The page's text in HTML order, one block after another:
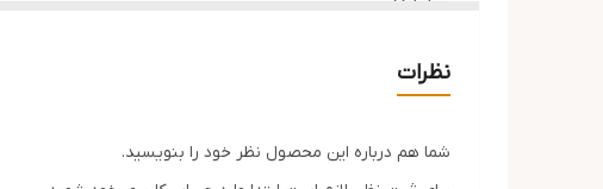
نظرات
شما هم درباره این محصول نظر خود را بنویسید.